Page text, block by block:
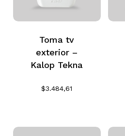
Toma tv
exterior –
Kalop Tekna
$3.484,61